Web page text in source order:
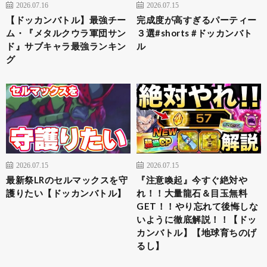
2026.07.16
【ドッカンバトル】最強チー
ム・『メタルクウラ軍団サン
ド』サブキャラ最強ランキン
グ
2026.07.15
完成度が高すぎるパーティー
３選#shorts #ドッカンバト
ル
2026.07.15
最新祭LRのセルマックスを守
護りたい【ドッカンバトル】
2026.07.15
『注意喚起』今すぐ絶対や
れ！！大量龍石＆目玉無料
GET！！やり忘れて後悔しな
いように徹底解説！！【ドッ
カンバトル】【地球育ちのげ
るし】